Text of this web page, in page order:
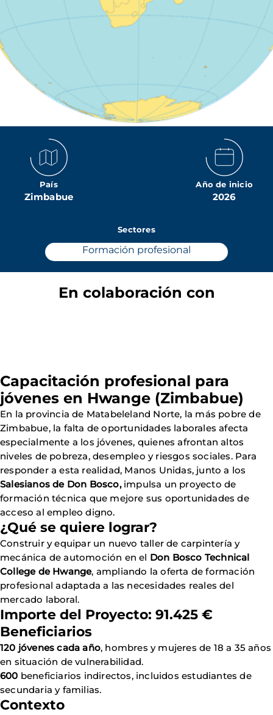
País
Zimbabue
Año de inicio
2026
Sectores
Formación profesional
En colaboración con
Capacitación profesional para
jóvenes en Hwange (Zimbabue)
En la provincia de Matabeleland Norte, la más pobre de
Zimbabue, la falta de oportunidades laborales afecta
especialmente a los jóvenes, quienes afrontan altos
niveles de pobreza, desempleo y riesgos sociales. Para
responder a esta realidad, Manos Unidas, junto a los
Salesianos de Don Bosco,impulsa un proyecto de
formación técnica que mejore sus oportunidades de
acceso al empleo digno.
¿Qué se quiere lograr?
Construir y equipar un nuevo taller de carpintería y
mecánica de automoción en el Don Bosco Technical
College de Hwange, ampliando la oferta de formación
profesional adaptada a las necesidades reales del
mercado laboral.
Importe del Proyecto: 91.425 €
Beneficiarios
120 jóvenes cada año, hombres y mujeres de 18 a 35 años
en situación de vulnerabilidad.
600 beneficiarios indirectos, incluidos estudiantes de
secundaria y familias.
Contexto